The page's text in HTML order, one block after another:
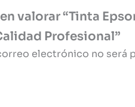
valorar “Tinta
Profesional”
electrónico no será